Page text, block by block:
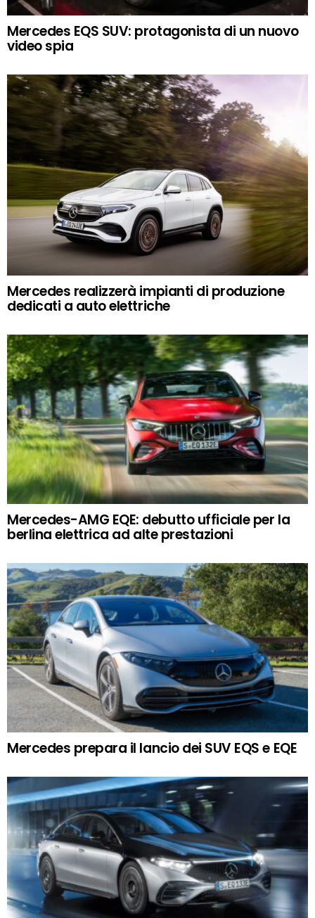
Mercedes EQS SUV: protagonista di un nuovo
video spia
Mercedes realizzerà impianti di produzione
dedicati a auto elettriche
Mercedes-AMG EQE: debutto ufficiale per la
berlina elettrica ad alte prestazioni
Mercedes prepara il lancio dei SUV EQS e EQE